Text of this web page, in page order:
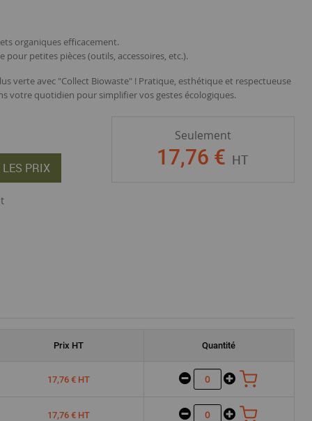
organiques efficacement.
petites pièces (outils, accessoires, etc.).
verte avec "Collect Biowaste" ! Pratique, esthétique et respectueuse
votre quotidien pour simplifier vos gestes écologiques.
LES PRIX
Seulement
17,76 € HT
Prix HT Quantité
17,76 € HT
17,76 € HT